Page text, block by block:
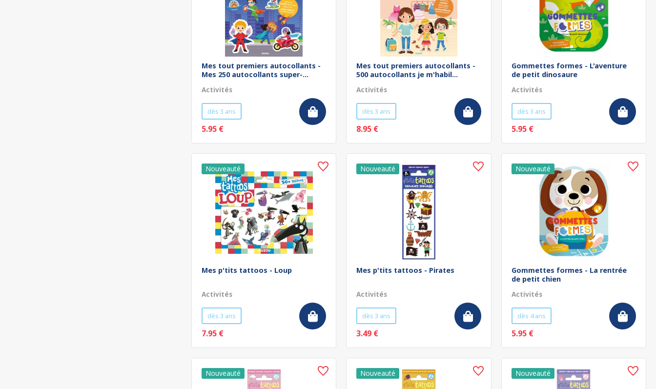
Mes tout premiers autocollants -
Mes 250 autocollants super-...
Activités
dès 3 ans
5.95 €
Mes tout premiers autocollants -
500 autocollants je m'habil...
Activités
dès 3 ans
8.95 €
Gommettes formes - L'aventure
de petit dinosaure
Activités
dès 3 ans
5.95 €
Mes p'tits tattoos - Loup
Activités
dès 3 ans
7.95 €
Mes p'tits tattoos - Pirates
Activités
dès 3 ans
3.49 €
Gommettes formes - La rentrée
de petit chien
Activités
dès 4 ans
5.95 €